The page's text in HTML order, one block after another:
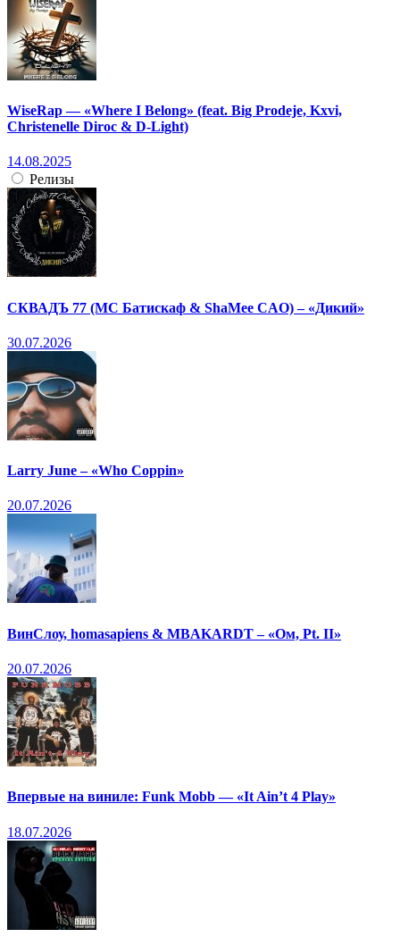
WiseRap — «Where I Belong» (feat. Big Prodeje, Kxvi,
Christenelle Diroc & D-Light)
14.08.2025
Релизы
СКВАДЪ 77 (МС Батискаф & ShaMee CAO) – «Дикий»
30.07.2026
Larry June – «Who Coppin»
20.07.2026
ВинСлоу, homasapiens & MBAKARDT – «Ом, Pt. II»
20.07.2026
Впервые на виниле: Funk Mobb — «It Ain’t 4 Play»
18.07.2026